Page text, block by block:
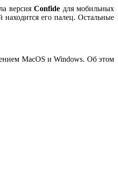
версияConfide для мобильных
его палец. Остальные
MacOS и Windows. Об этом